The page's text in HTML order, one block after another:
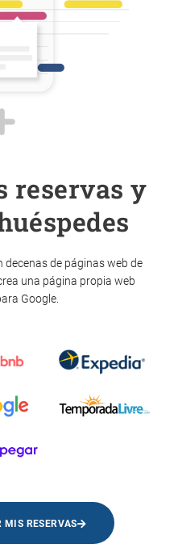
reservas y
de páginas web de
una página propia web
Google.
MIS RESERVAS